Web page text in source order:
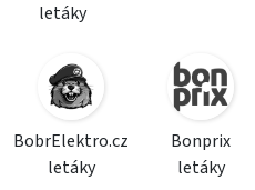
letáky
BobrElektro.cz
letáky
Bonprix
letáky